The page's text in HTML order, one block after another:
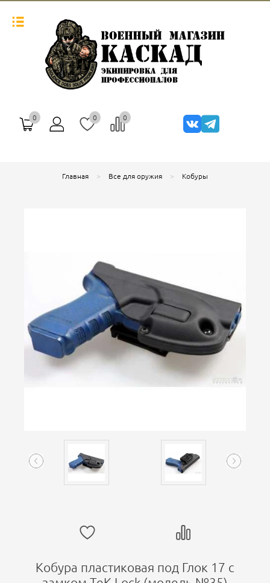
0 0 0
Главная Все для оружия Кобуры
Кобура пластиковая под Глок 17 с